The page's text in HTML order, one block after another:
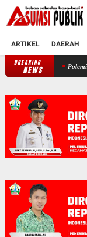
ARTIKEL DAERAH
BREAKING
NEWSPolemik SKT